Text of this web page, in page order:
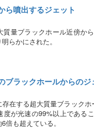
ら噴出するジェット
量ブラックホール近傍か
らかにされた。
ブラックホールからのジ
在する超大質量ブラック
が光速の99%以上である
も超えている。